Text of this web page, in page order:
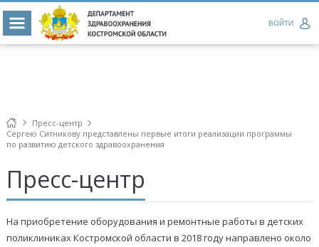
ВОЙТИ
Пресс-центр
Сергею Ситникову представлены первые итоги реализации программы
по развитию детского здравоохранения
Пресс-центр
На приобретение оборудования и ремонтные работы в детских
поликлиниках Костромской области в 2018 году направлено около